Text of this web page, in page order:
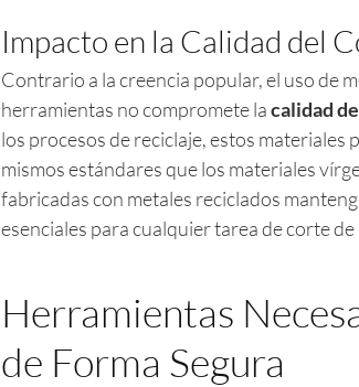
Impacto en la Calidad del
Contrario a la creencia popular, el uso de
herramientas no compromete lacalidad
los procesos de reciclaje, estos
mismos estándares que los materiales
fabricadas con metales reciclados
esenciales para cualquier tarea de corte de
Herramientas
de Forma Segura